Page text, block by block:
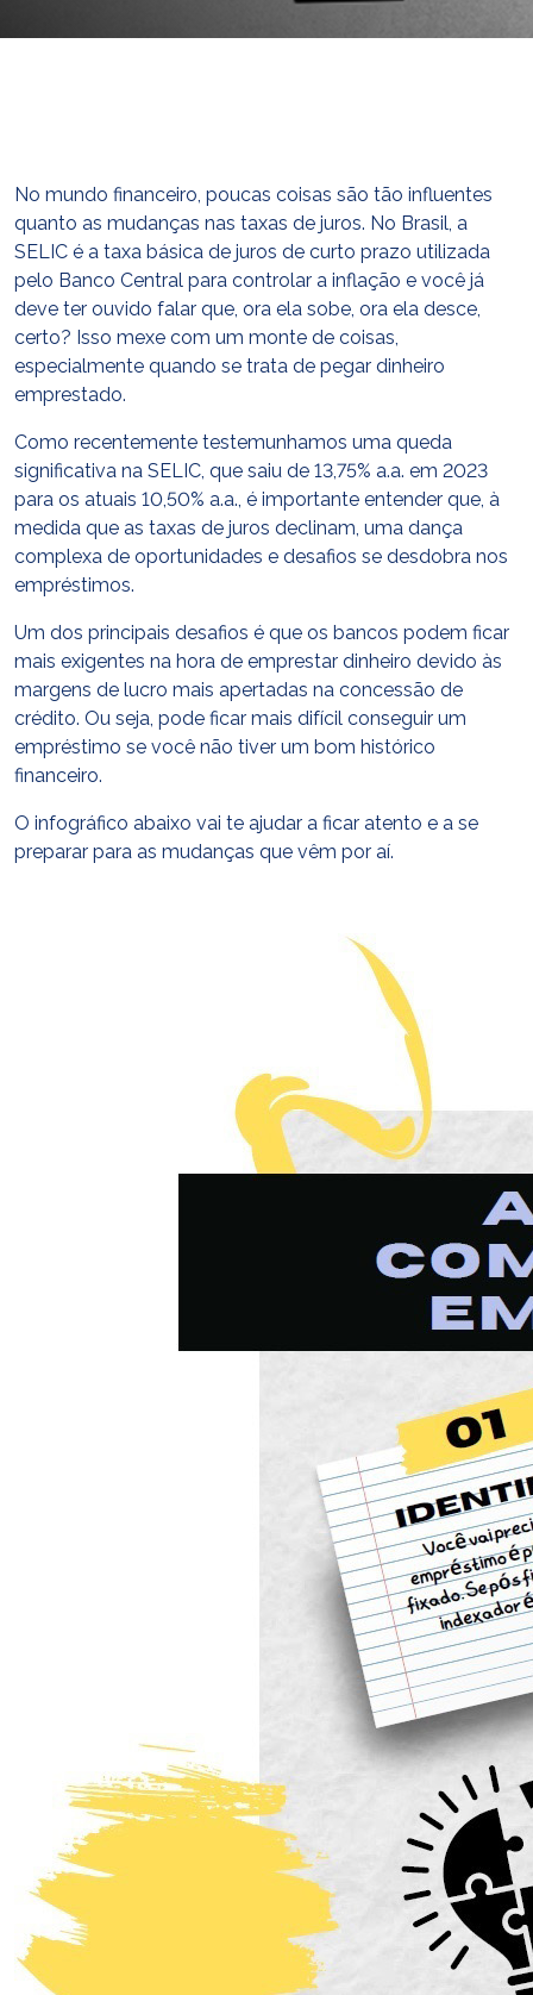
No mundo financeiro, poucas coisas são tão influentes
quanto as mudanças nas taxas de juros. No Brasil, a
SELIC é a taxa básica de juros de curto prazo utilizada
pelo Banco Central para controlar a inflação e você já
deve ter ouvido falar que, ora ela sobe, ora ela desce,
certo? Isso mexe com um monte de coisas,
especialmente quando se trata de pegar dinheiro
emprestado.
Como recentemente testemunhamos uma queda
significativa na SELIC, que saiu de 13,75% a.a. em 2023
para os atuais 10,50% a.a., é importante entender que, à
medida que as taxas de juros declinam, uma dança
complexa de oportunidades e desafios se desdobra nos
empréstimos.
Um dos principais desafios é que os bancos podem ficar
mais exigentes na hora de emprestar dinheiro devido às
margens de lucro mais apertadas na concessão de
crédito. Ou seja, pode ficar mais difícil conseguir um
empréstimo se você não tiver um bom histórico
financeiro.
O infográfico abaixo vai te ajudar a ficar atento e a se
preparar para as mudanças que vêm por aí.